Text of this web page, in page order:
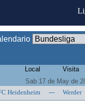
Local Visita
Sab 17 de May de
Heidenheim
--- Werder